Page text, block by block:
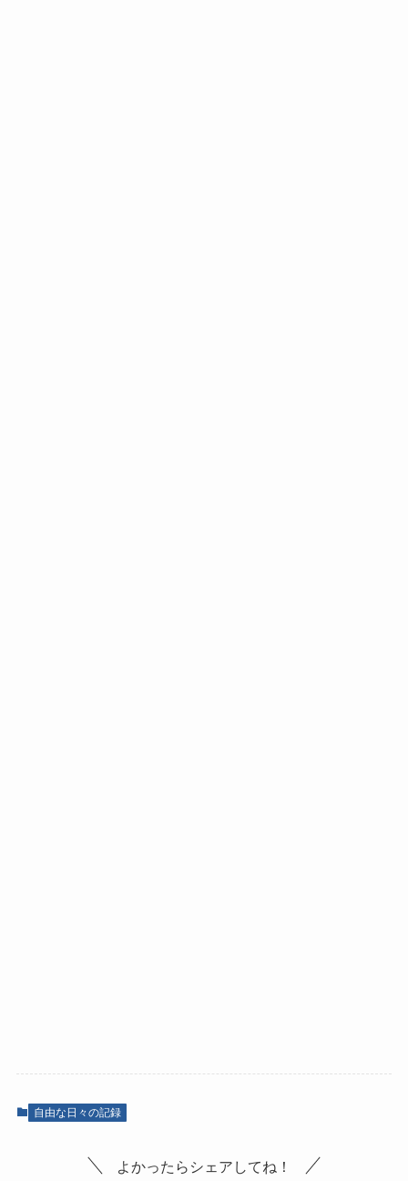
自由な日々の記録
よかったらシェアしてね！